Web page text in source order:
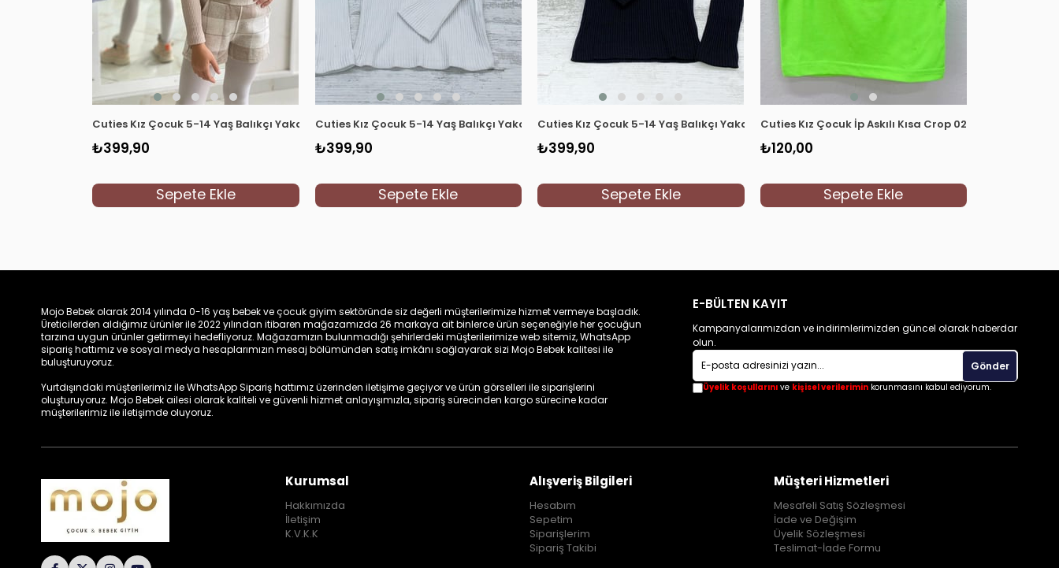
Cuties Kız Çocuk 5-14 Yaş Balıkçı Yaka Kaşkorse Body 3098 Taş Rengi
₺399,90
Sepete Ekle
Cuties Kız Çocuk 5-14 Yaş Balıkçı Yaka Kaşkorse Body 3098 Beyaz
₺399,90
Sepete Ekle
Cuties Kız Çocuk 5-14 Yaş Balıkçı Yaka Kaşkorse Body 3098 Siyah
₺399,90
Sepete Ekle
Cuties Kız Çocuk İp Askılı Kısa Crop 02075 Yeşil
₺120,00
Sepete Ekle
Mojo Bebek olarak 2014 yılında 0-16 yaş bebek ve çocuk giyim sektöründe siz değerli müşterilerimize hizmet vermeye başladık.
Üreticilerden aldığımız ürünler ile 2022 yılından itibaren mağazamızda 26 markaya ait binlerce ürün seçeneğiyle her çocuğun
tarzına uygun ürünler getirmeyi hedefliyoruz. Mağazamızın bulunmadığı şehirlerdeki müşterilerimize web sitemiz, WhatsApp
sipariş hattımız ve sosyal medya hesaplarımızın mesaj bölümünden satış imkânı sağlayarak sizi Mojo Bebek kalitesi ile
buluşturuyoruz.
Yurtdışındaki müşterilerimiz ile WhatsApp Sipariş hattımız üzerinden iletişime geçiyor ve ürün görselleri ile siparişlerini
oluşturuyoruz. Mojo Bebek ailesi olarak kaliteli ve güvenli hizmet anlayışımızla, sipariş sürecinden kargo sürecine kadar
müşterilerimiz ile iletişimde oluyoruz.
E-BÜLTEN KAYIT
Kampanyalarımızdan ve indirimlerimizden güncel olarak haberdar
olun.
Gönder
Üyelik koşullarınıve kişisel verileriminkorunmasını kabul ediyorum.
Kurumsal
Hakkımızda
İletişim
K.V.K.K
Alışveriş Bilgileri
Hesabım
Sepetim
Siparişlerim
Sipariş Takibi
Müşteri Hizmetleri
Mesafeli Satış Sözleşmesi
İade ve Değişim
Üyelik Sözleşmesi
Teslimat-İade Formu